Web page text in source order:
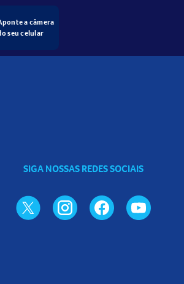
a câmera
seu celular
SIGA NOSSAS REDES SOCIAIS